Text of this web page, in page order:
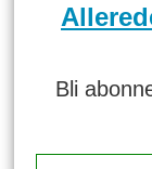
Bli